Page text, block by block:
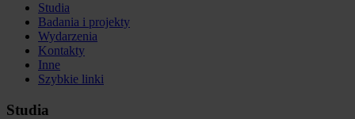
Studia
Badania i projekty
Wydarzenia
Kontakty
Inne
Szybkie linki
Studia